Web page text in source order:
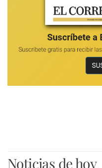
Noticias de hoy